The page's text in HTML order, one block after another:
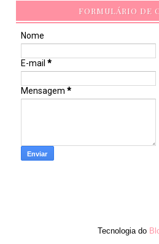
FORMULÁRIO DE
Nome
E-mail *
Mensagem *
Tecnologia do